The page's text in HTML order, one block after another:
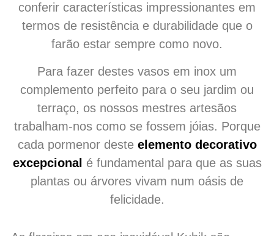
conferir características impressionantes em
termos de resistência e durabilidade que o
farão estar sempre como novo.
Para fazer destes vasos em inox um
complemento perfeito para o seu jardim ou
terraço, os nossos mestres artesãos
trabalham-nos como se fossem jóias. Porque
cada pormenor deste elemento decorativo
excepcional é fundamental para que as suas
plantas ou árvores vivam num oásis de
felicidade.